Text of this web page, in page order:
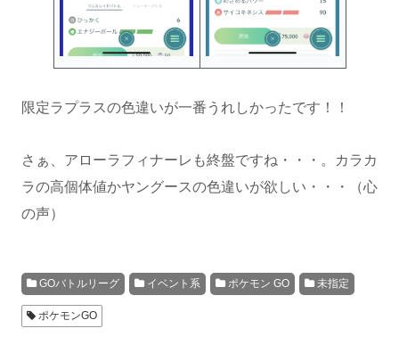
限定ラプラスの色違いが一番うれしかったです！！
さぁ、アローラフィナーレも終盤ですね・・・。カラカ
ラの高個体値かヤングースの色違いが欲しい・・・（心
の声）
GOバトルリーグ イベント系 ポケモン GO 未指定
ポケモンGO